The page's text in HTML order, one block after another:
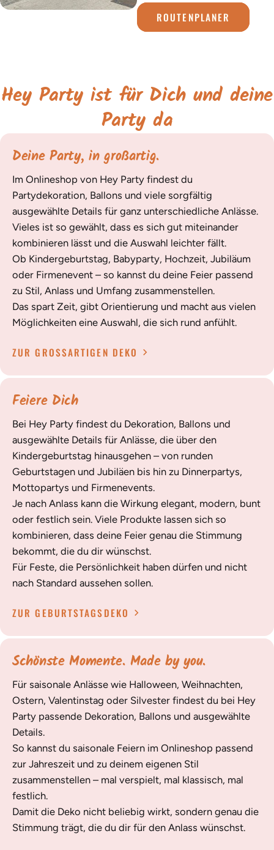
ROUTENPLANER
Hey Party ist für Dich und deine
Party da
Deine Party, in großartig.
Im Onlineshop von Hey Party findest du
Partydekoration, Ballons und viele sorgfältig
ausgewählte Details für ganz unterschiedliche Anlässe.
Vieles ist so gewählt, dass es sich gut miteinander
kombinieren lässt und die Auswahl leichter fällt.
Ob Kindergeburtstag, Babyparty, Hochzeit, Jubiläum
oder Firmenevent – so kannst du deine Feier passend
zu Stil, Anlass und Umfang zusammenstellen.
Das spart Zeit, gibt Orientierung und macht aus vielen
Möglichkeiten eine Auswahl, die sich rund anfühlt.
ZUR GROSSARTIGEN DEKO
Feiere Dich
Bei Hey Party findest du Dekoration, Ballons und
ausgewählte Details für Anlässe, die über den
Kindergeburtstag hinausgehen – von runden
Geburtstagen und Jubiläen bis hin zu Dinnerpartys,
Mottopartys und Firmenevents.
Je nach Anlass kann die Wirkung elegant, modern, bunt
oder festlich sein. Viele Produkte lassen sich so
kombinieren, dass deine Feier genau die Stimmung
bekommt, die du dir wünschst.
Für Feste, die Persönlichkeit haben dürfen und nicht
nach Standard aussehen sollen.
ZUR GEBURTSTAGSDEKO
Schönste Momente. Made by you.
Für saisonale Anlässe wie Halloween, Weihnachten,
Ostern, Valentinstag oder Silvester findest du bei Hey
Party passende Dekoration, Ballons und ausgewählte
Details.
So kannst du saisonale Feiern im Onlineshop passend
zur Jahreszeit und zu deinem eigenen Stil
zusammenstellen – mal verspielt, mal klassisch, mal
festlich.
Damit die Deko nicht beliebig wirkt, sondern genau die
Stimmung trägt, die du dir für den Anlass wünschst.